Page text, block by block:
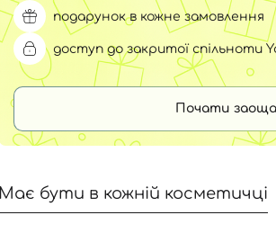
подарунок в кожне замовлення
доступ до закритої спільноти
Почати
Має бути в кожній косметичці